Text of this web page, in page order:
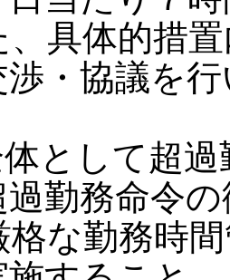
、具体的措
・協議を
として超過
勤務命令
格な勤務時